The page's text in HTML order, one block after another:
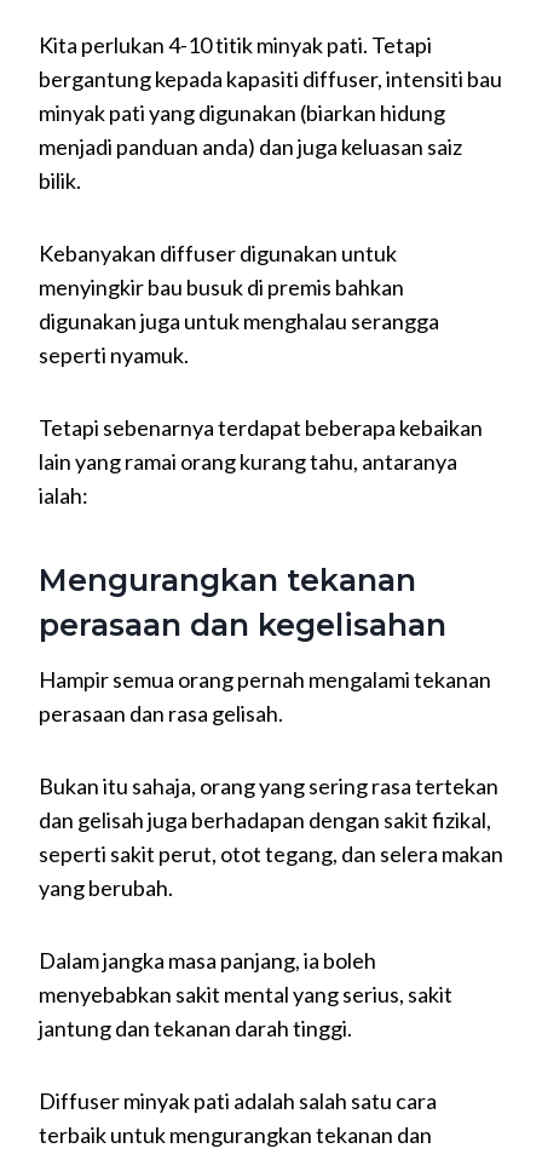
Kita perlukan 4-10 titik minyak pati. Tetapi
bergantung kepada kapasiti diffuser, intensiti bau
minyak pati yang digunakan (biarkan hidung
menjadi panduan anda) dan juga keluasan saiz
bilik.
Kebanyakan diffuser digunakan untuk
menyingkir bau busuk di premis bahkan
digunakan juga untuk menghalau serangga
seperti nyamuk.
Tetapi sebenarnya terdapat beberapa kebaikan
lain yang ramai orang kurang tahu, antaranya
ialah:
Mengurangkan tekanan
perasaan dan kegelisahan
Hampir semua orang pernah mengalami tekanan
perasaan dan rasa gelisah.
Bukan itu sahaja, orang yang sering rasa tertekan
dan gelisah juga berhadapan dengan sakit fizikal,
seperti sakit perut, otot tegang, dan selera makan
yang berubah.
Dalam jangka masa panjang, ia boleh
menyebabkan sakit mental yang serius, sakit
jantung dan tekanan darah tinggi.
Diffuser minyak pati adalah salah satu cara
terbaik untuk mengurangkan tekanan dan